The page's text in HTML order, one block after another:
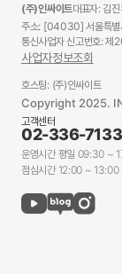
(주)인싸이트대표자: 김
주소: [04030] 서울특별
통신사업자 신고번호:
사업자정보조회
호스팅: (주)인싸이트
Copyright 2025.
고객센터
02-336-7133
운영시간 평일 09:30 ~
점심시간 12:00 ~ 13:00